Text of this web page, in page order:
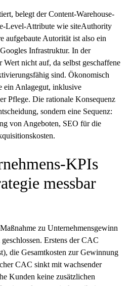
belegt der Content-Warehouse-
Level-Attribute wie siteAuthority
aufgebaute Autorität ist also ein
Infrastruktur. In der
Wert nicht auf, da selbst geschaffene
sind. Ökonomisch
ein Anlagegut, inklusive
Pflege. Die rationale Konsequenz
sondern eine Sequenz:
von Angeboten, SEO für die
KPIs
messbar
zu Unternehmensgewinn
Erstens der CAC
die Gesamtkosten zur Gewinnung
CAC sinkt mit wachsender
Kunden keine zusätzlichen